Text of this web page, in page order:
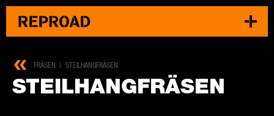
FRÄSEN STEILHANGFRÄSEN
STEIL­HANG­FRÄ­SEN